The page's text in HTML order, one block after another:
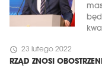
schedule 23 lutego 2022
RZĄD ZNOSI